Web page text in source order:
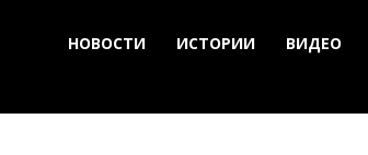
НОВОСТИ ИСТОРИИ ВИДЕО